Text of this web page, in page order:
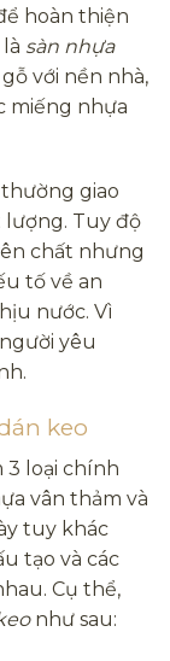
hoàn thiện
sàn nhựa
với nền nhà,
miếng nhựa
giao
lượng. Tuy độ
chất nhưng
tố về an
nước. Vì
yêu
keo
3 loại chính
vân thảm và
tuy khác
tạo và các
Cụ thể,
như sau: